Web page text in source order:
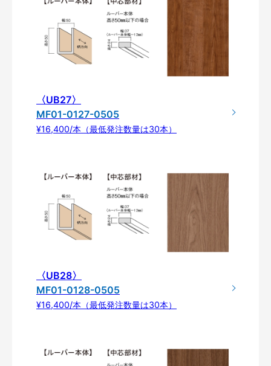
〈UB27〉
MF01-0127-0505
¥16,400/本（最低発注数量は30本）
〈UB28〉
MF01-0128-0505
¥16,400/本（最低発注数量は30本）